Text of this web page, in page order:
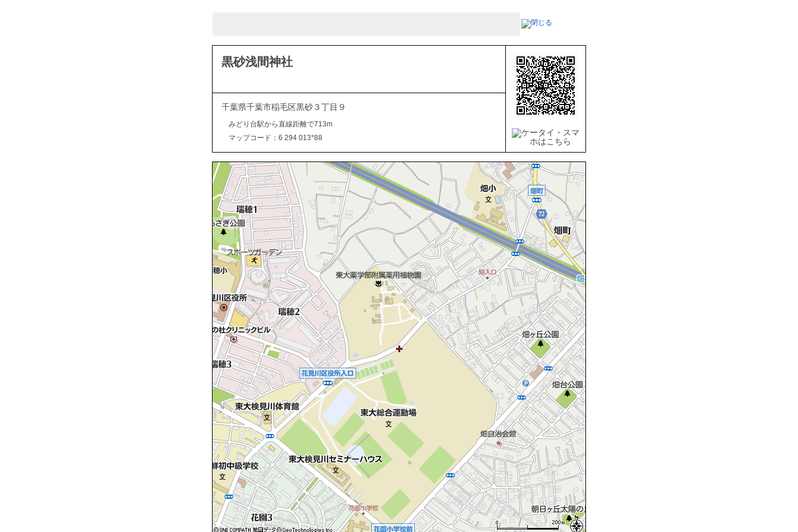
黒砂浅間神社
千葉県千葉市稲毛区黒砂３丁目９
みどり台駅から直線距離で713m
マップコード：6 294 013*88